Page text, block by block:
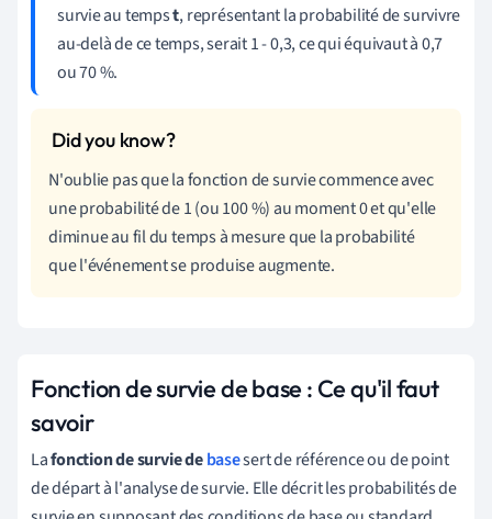
survie au tempst, représentant la probabilité de survivre
au-delà de ce temps, serait 1 - 0,3, ce qui équivaut à 0,7
ou 70 %.
N'oublie pas que la fonction de survie commence avec
une probabilité de 1 (ou 100 %) au moment 0 et qu'elle
diminue au fil du temps à mesure que la probabilité
que l'événement se produise augmente.
Fonction de survie de base : Ce qu'il faut
savoir
Lafonction de survie debasesert de référence ou de point
de départ à l'analyse de survie. Elle décrit les probabilités de